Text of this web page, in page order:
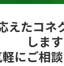
えたコネ
します
にご相